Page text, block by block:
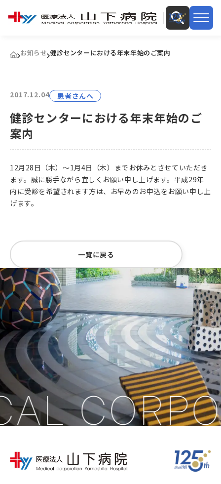
お知らせ 健診センターにおける年末年始のご案内
2017.12.04 患者さんへ
健診センターにおける年末年始のご
案内
12月28日（木）～1月4日（木）までお休みとさせていただき
ます。誠に勝手ながら宜しくお願い申し上げます。平成29年
内に受診を希望されます方は、お早めのお申込をお願い申し上
げます。
一覧に戻る